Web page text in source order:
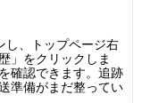
、トップページ右
」をクリックしま
確認できます。追跡
準備がまだ整ってい